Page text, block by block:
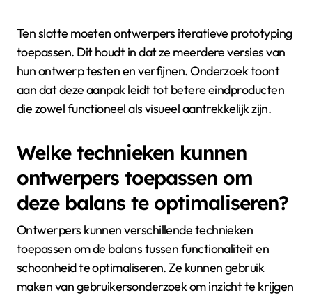
Ten slotte moeten ontwerpers iteratieve prototyping
toepassen. Dit houdt in dat ze meerdere versies van
hun ontwerp testen en verfijnen. Onderzoek toont
aan dat deze aanpak leidt tot betere eindproducten
die zowel functioneel als visueel aantrekkelijk zijn.
Welke technieken kunnen
ontwerpers toepassen om
deze balans te optimaliseren?
Ontwerpers kunnen verschillende technieken
toepassen om de balans tussen functionaliteit en
schoonheid te optimaliseren. Ze kunnen gebruik
maken van gebruikersonderzoek om inzicht te krijgen